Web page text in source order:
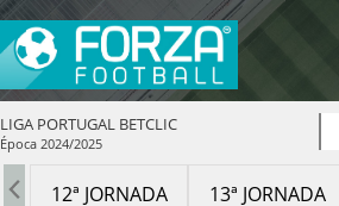
LIGA PORTUGAL BETCLIC
Época 2024/2025
12ª JORNADA 13ª JORNADA